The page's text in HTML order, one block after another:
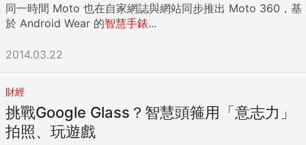
同一時間 Moto 也在自家網誌與網站同步推出 Moto 360，基
於 Android Wear 的智慧手錶...
2014.03.22
財經
挑戰Google Glass？智慧頭箍用「意志力」
拍照、玩遊戲